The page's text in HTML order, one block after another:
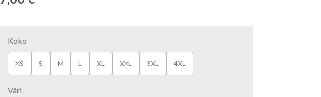
Koko
XS S M L XL XXL 3XL 4XL
Väri